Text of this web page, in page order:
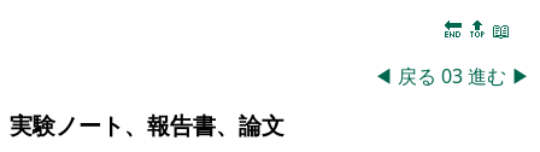
🔚 🔝 📖
◀ 戻る 03進む ▶
実験ノート、報告書、論文